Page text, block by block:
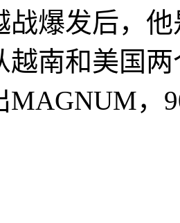
战爆发后，
越南和美国
MAGNUM，